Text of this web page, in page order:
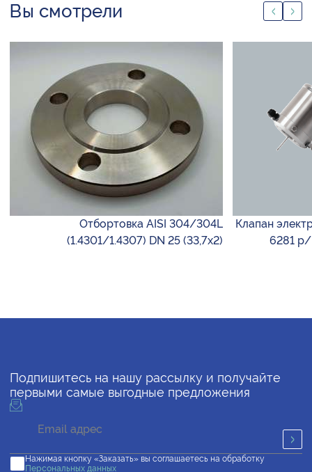
Вы смотрели
Отбортовка AISI 304/304L
(1.4301/1.4307) DN 25 (33,7х2)
Клапан
6281 р/
Подпишитесь на нашу рассылку и получайте
первыми самые выгодные предложения
Нажимая кнопку «Заказать» вы соглашаетесь на обработку
Персональных данных